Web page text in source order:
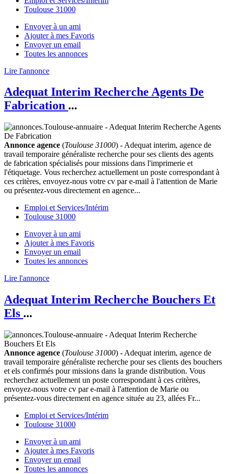
Toulouse 31000
Envoyer à un ami
Ajouter à mes Favoris
Envoyer un email
Toutes les annonces
Lire l'annonce
Adequat Interim Recherche Agents De
Fabrication ...
Annonce agence (Toulouse 31000) - Adequat interim, agence de
travail temporaire généraliste recherche pour ses clients des agents
de fabrication spécialisés pour missions dans l'imprimerie et
l'étiquetage. Vous recherchez actuellement un poste correspondant à
ces critères, envoyez-nous votre cv par e-mail à l'attention de Marie
ou présentez-vous directement en agence...
Emploi et Services/Intérim
Toulouse 31000
Envoyer à un ami
Ajouter à mes Favoris
Envoyer un email
Toutes les annonces
Lire l'annonce
Adequat Interim Recherche Bouchers Et
Els ...
Annonce agence (Toulouse 31000) - Adequat interim, agence de
travail temporaire généraliste recherche pour ses clients des bouchers
et els confirmés pour missions dans la grande distribution. Vous
recherchez actuellement un poste correspondant à ces critères,
envoyez-nous votre cv par e-mail à l'attention de Marie ou
présentez-vous directement en agence située au 23, allées Fr...
Emploi et Services/Intérim
Toulouse 31000
Envoyer à un ami
Ajouter à mes Favoris
Envoyer un email
Toutes les annonces